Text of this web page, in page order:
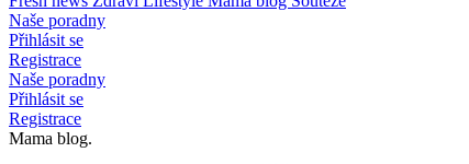
Naše poradny
Přihlásit se
Registrace
Naše poradny
Přihlásit se
Registrace
Mama blog.